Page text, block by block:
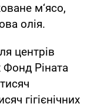
м‘ясо,
олія.
центрів
Фонд Ріната
гігієнічних